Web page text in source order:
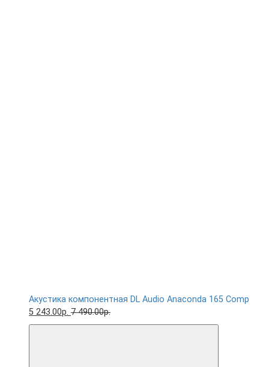
Акустика компонентная DL Audio Anaconda 165 Comp
5 243.00р. 7 490.00р.